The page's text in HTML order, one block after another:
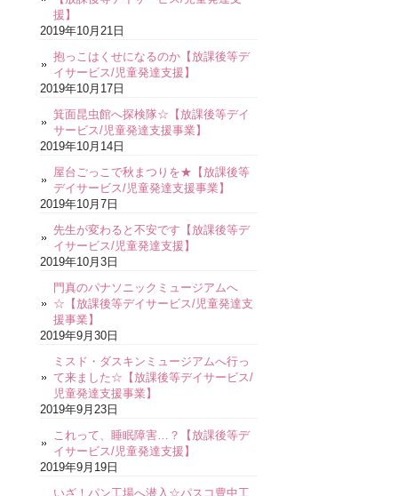
援】
2019年10月21日
抱っこはくせになるのか【放課後等デ
イサービス/児童発達支援】
2019年10月17日
箕面昆虫館へ探検隊☆【放課後等デイ
サービス/児童発達支援事業】
2019年10月14日
屋台ごっこで秋まつりを★【放課後等
デイサービス/児童発達支援事業】
2019年10月7日
先生が変わると不安です【放課後等デ
イサービス/児童発達支援】
2019年10月3日
門真のパナソニックミュージアムへ
☆【放課後等デイサービス/児童発達支
援事業】
2019年9月30日
ミスド・ダスキンミュージアムへ行っ
て来ました☆【放課後等デイサービス/
児童発達支援事業】
2019年9月23日
これって、睡眠障害…？【放課後等デ
イサービス/児童発達支援】
2019年9月19日
いざ！パン工場へ潜入☆パスコ豊中工